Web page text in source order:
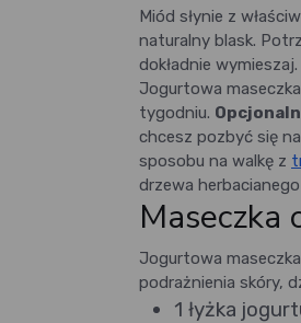
Miód słynie z
naturalny blask.
dokładnie
Jogurtowa
tygodniu.
chcesz pozbyć się
sposobu na walkę z
drzewa
Maseczka
Jogurtowa
podrażnienia skóry,
1 łyżka